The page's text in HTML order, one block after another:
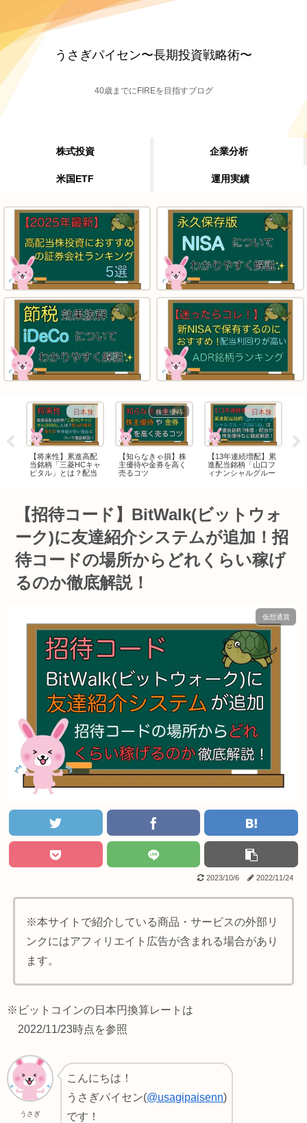
うさぎパイセン〜長期投資戦略術〜
40歳までにFIREを目指すブログ
株式投資 企業分析
米国ETF 運用実績
日本株
【将来性】累進高配
当銘柄「三菱HCキャ
ピタル」とは？配当
株主優待
【知らなきゃ損】株
主優待や金券を高く
売るコツ
日本株
【13年連続増配】累
進配当銘柄「山口フ
ィナンシャルグルー
説！
【招待コード】BitWalk(ビットウォ
ーク)に友達紹介システムが追加！招
待コードの場所からどれくらい稼げ
るのか徹底解説！
仮想通貨
2023/10/6 2022/11/24
※本サイトで紹介している商品・サービスの外部リ
ンクにはアフィリエイト広告が含まれる場合があり
ます。
※ビットコインの日本円換算レートは
2022/11/23時点を参照
うさぎ
こんにちは！
うさぎパイセン(@usagipaisenn)
です！